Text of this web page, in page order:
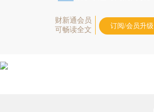
财新通会员
可畅读全文
订阅/会员升级